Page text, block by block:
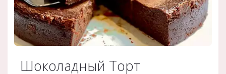
Шоколадный Торт